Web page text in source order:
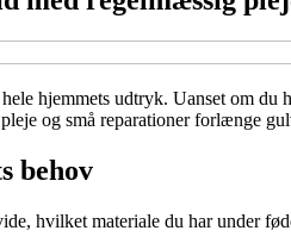
hjemmets udtryk. Uanset om
og små reparationer forlænge
behov
hvilket materiale du har under